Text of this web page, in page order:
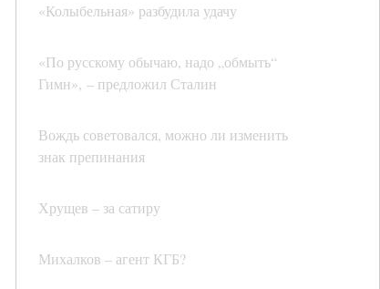
«Колыбельная» разбудила удачу
«По русскому обычаю, надо „обмыть“
Гимн», – предложил Сталин
Вождь советовался, можно ли изменить
знак препинания
Хрущев – за сатиру
Михалков – агент КГБ?